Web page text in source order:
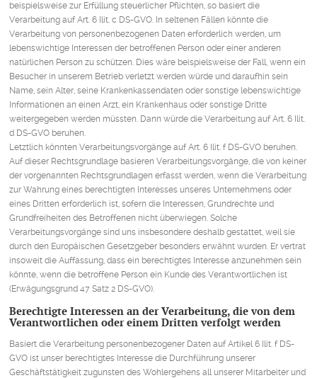
beispielsweise zur Erfüllung steuerlicher Pflichten, so basiert die
Verarbeitung auf Art. 6 Ilit. c DS-GVO. In seltenen Fällen könnte die
Verarbeitung von personenbezogenen Daten erforderlich werden, um
lebenswichtige Interessen der betroffenen Person oder einer anderen
natürlichen Person zu schützen. Dies wäre beispielsweise der Fall, wenn ein
Besucher in unserem Betrieb verletzt werden würde und daraufhin sein
Name, sein Alter, seine Krankenkassendaten oder sonstige lebenswichtige
Informationen an einen Arzt, ein Krankenhaus oder sonstige Dritte
weitergegeben werden müssten. Dann würde die Verarbeitung auf Art. 6 Ilit.
d DS-GVO beruhen.
Letztlich könnten Verarbeitungsvorgänge auf Art. 6 Ilit. f DS-GVO beruhen.
Auf dieser Rechtsgrundlage basieren Verarbeitungsvorgänge, die von keiner
der vorgenannten Rechtsgrundlagen erfasst werden, wenn die Verarbeitung
zur Wahrung eines berechtigten Interesses unseres Unternehmens oder
eines Dritten erforderlich ist, sofern die Interessen, Grundrechte und
Grundfreiheiten des Betroffenen nicht überwiegen. Solche
Verarbeitungsvorgänge sind uns insbesondere deshalb gestattet, weil sie
durch den Europäischen Gesetzgeber besonders erwähnt wurden. Er vertrat
insoweit die Auffassung, dass ein berechtigtes Interesse anzunehmen sein
könnte, wenn die betroffene Person ein Kunde des Verantwortlichen ist
(Erwägungsgrund 47 Satz 2 DS-GVO).
Berechtigte Interessen an der Verarbeitung, die von dem
Verantwortlichen oder einem Dritten verfolgt werden
Basiert die Verarbeitung personenbezogener Daten auf Artikel 6 Ilit. f DS-
GVO ist unser berechtigtes Interesse die Durchführung unserer
Geschäftstätigkeit zugunsten des Wohlergehens all unserer Mitarbeiter und